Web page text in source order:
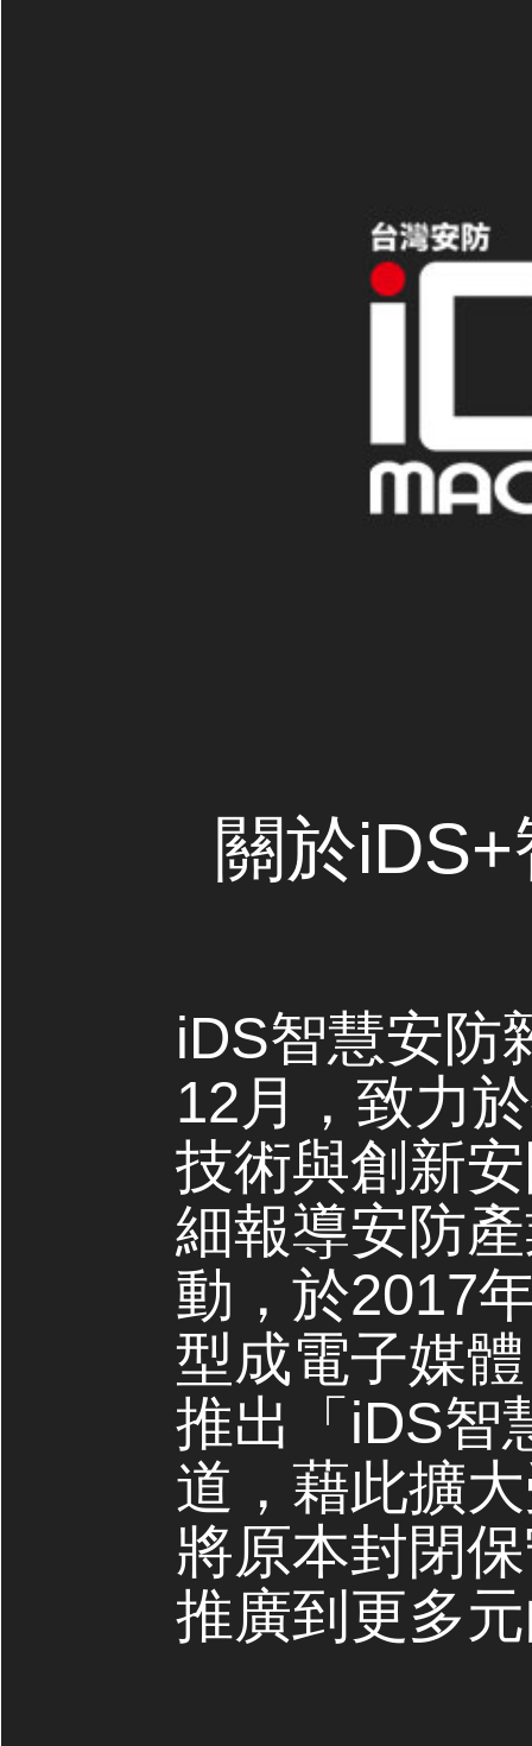
關於
iDS智慧安防
12月，致力
技術與創新
細報導安防
動，於2017
型成電子媒
推出「iDS智
道，藉此擴
將原本封閉
推廣到更多